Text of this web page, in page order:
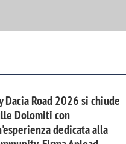
Dacia Road 2026 si chiude
Dolomiti con
dedicata alla